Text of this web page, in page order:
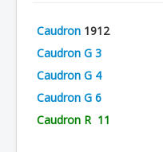
Organisation
Avions
Personnels
Formation
Caudron 1912
Caudron G 3
Caudron G 4
Caudron G 6
Caudron R 11